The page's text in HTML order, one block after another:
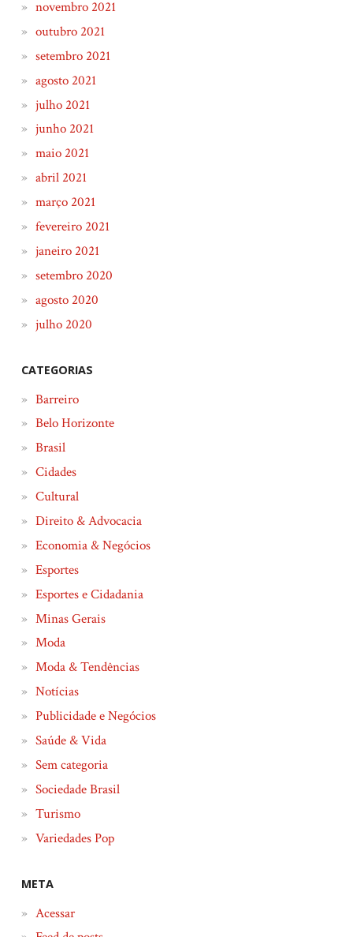
novembro 2021
outubro 2021
setembro 2021
agosto 2021
julho 2021
junho 2021
maio 2021
abril 2021
março 2021
fevereiro 2021
janeiro 2021
setembro 2020
agosto 2020
julho 2020
CATEGORIAS
Barreiro
Belo Horizonte
Brasil
Cidades
Cultural
Direito & Advocacia
Economia & Negócios
Esportes
Esportes e Cidadania
Minas Gerais
Moda
Moda & Tendências
Notícias
Publicidade e Negócios
Saúde & Vida
Sem categoria
Sociedade Brasil
Turismo
Variedades Pop
META
Acessar